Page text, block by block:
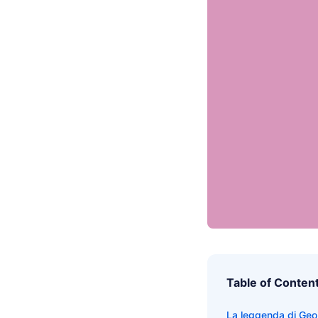
Table of
La leggenda di